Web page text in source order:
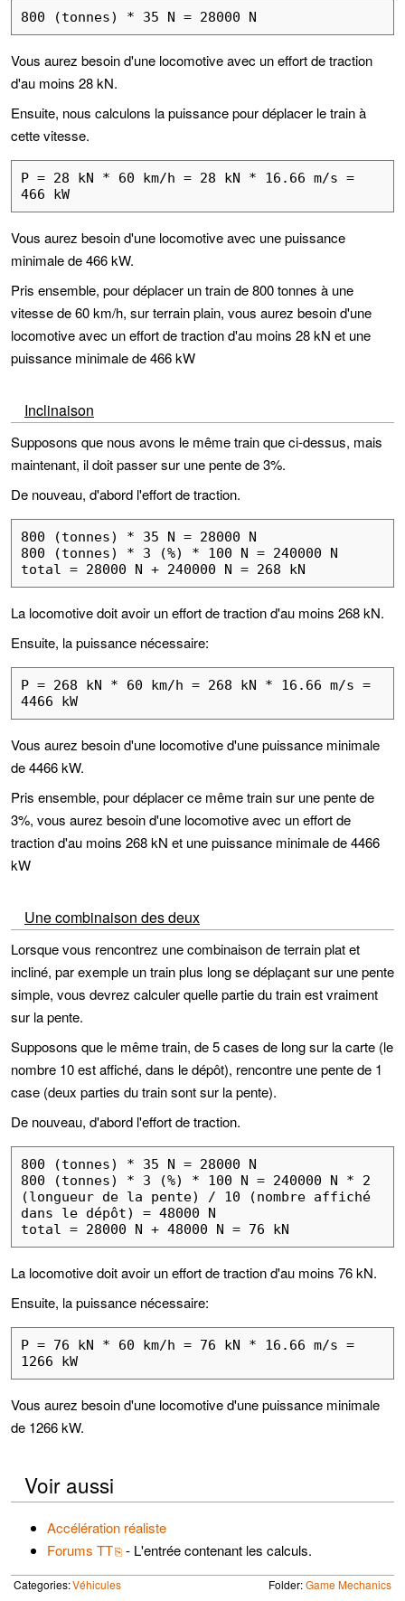
800 (tonnes) * 35 N = 28000 N
Vous aurez besoin d'une locomotive avec un effort de traction
d'au moins 28 kN.
Ensuite, nous calculons la puissance pour déplacer le train à
cette vitesse.
P = 28 kN * 60 km/h = 28 kN * 16.66 m/s =
466 kW
Vous aurez besoin d'une locomotive avec une puissance
minimale de 466 kW.
Pris ensemble, pour déplacer un train de 800 tonnes à une
vitesse de 60 km/h, sur terrain plain, vous aurez besoin d'une
locomotive avec un effort de traction d'au moins 28 kN et une
puissance minimale de 466 kW
Inclinaison
Supposons que nous avons le même train que ci-dessus, mais
maintenant, il doit passer sur une pente de 3%.
De nouveau, d'abord l'effort de traction.
800 (tonnes) * 35 N = 28000 N
800 (tonnes) * 3 (%) * 100 N = 240000 N
total = 28000 N + 240000 N = 268 kN
La locomotive doit avoir un effort de traction d'au moins 268 kN.
Ensuite, la puissance nécessaire:
P = 268 kN * 60 km/h = 268 kN * 16.66 m/s =
4466 kW
Vous aurez besoin d'une locomotive d'une puissance minimale
de 4466 kW.
Pris ensemble, pour déplacer ce même train sur une pente de
3%, vous aurez besoin d'une locomotive avec un effort de
traction d'au moins 268 kN et une puissance minimale de 4466
kW
Une combinaison des deux
Lorsque vous rencontrez une combinaison de terrain plat et
incliné, par exemple un train plus long se déplaçant sur une pente
simple, vous devrez calculer quelle partie du train est vraiment
sur la pente.
Supposons que le même train, de 5 cases de long sur la carte (le
nombre 10 est affiché, dans le dépôt), rencontre une pente de 1
case (deux parties du train sont sur la pente).
De nouveau, d'abord l'effort de traction.
800 (tonnes) * 35 N = 28000 N
800 (tonnes) * 3 (%) * 100 N = 240000 N * 2
(longueur de la pente) / 10 (nombre affiché
dans le dépôt) = 48000 N
total = 28000 N + 48000 N = 76 kN
La locomotive doit avoir un effort de traction d'au moins 76 kN.
Ensuite, la puissance nécessaire:
P = 76 kN * 60 km/h = 76 kN * 16.66 m/s =
1266 kW
Vous aurez besoin d'une locomotive d'une puissance minimale
de 1266 kW.
Voir aussi
Accélération réaliste
Forums TT
- L'entrée contenant les calculs.
Categories:Véhicules Folder:Game Mechanics